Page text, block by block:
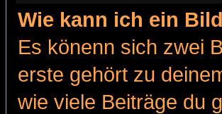
Wie kann ich ein
Es könenn sich zwei
erste gehört zu
wie viele Beiträge du